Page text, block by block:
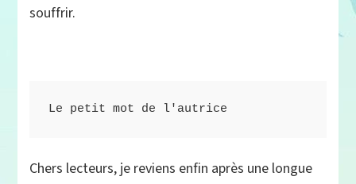
souffrir.
Le petit mot de l'autrice
Chers lecteurs, je reviens enfin après une longue